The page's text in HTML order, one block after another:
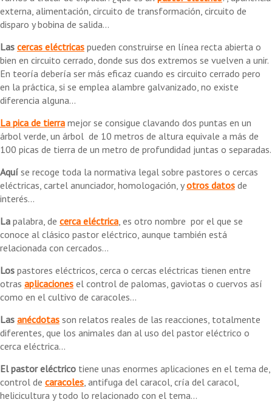
externa, alimentación, circuito de transformación, circuito de
disparo y bobina de salida...
Las cercas eléctricas pueden construirse en línea recta abierta o
bien en circuito cerrado, donde sus dos extremos se vuelven a unir.
En teoría debería ser más eficaz cuando es circuito cerrado pero
en la práctica, si se emplea alambre galvanizado, no existe
diferencia alguna...
La pica de tierra mejor se consigue clavando dos puntas en un
árbol verde, un árbol de 10 metros de altura equivale a más de
100 picas de tierra de un metro de profundidad juntas o separadas.
Aquí se recoge toda la normativa legal sobre pastores o cercas
eléctricas, cartel anunciador, homologación, yotros datos de
interés...
La palabra, de cerca eléctrica, es otro nombre por el que se
conoce al clásico pastor eléctrico, aunque también está
relacionada con cercados...
Los pastores eléctricos, cerca o cercas eléctricas tienen entre
otras aplicaciones el control de palomas, gaviotas o cuervos así
como en el cultivo de caracoles...
Las anécdotas son relatos reales de las reacciones, totalmente
diferentes, que los animales dan al uso del pastor eléctrico o
cerca eléctrica...
El pastor eléctrico tiene unas enormes aplicaciones en el tema de,
control de caracoles, antifuga del caracol, cría del caracol,
helicicultura y todo lo relacionado con el tema...